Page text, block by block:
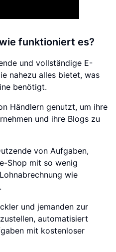
funktioniert es?
und vollständige E-
nahezu alles bietet, was
benötigt.
Händlern genutzt, um ihre
und ihre Blogs zu
von Aufgaben,
Shop mit so wenig
wie
und jemanden zur
automatisiert
mit kostenloser